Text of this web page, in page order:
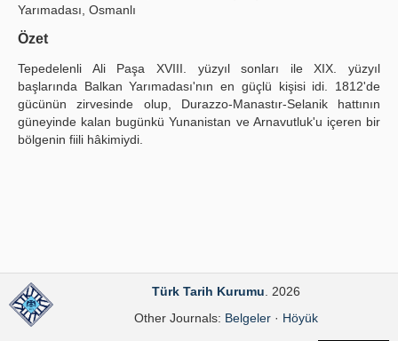
Contact Us
Yarımadası, Osmanlı
Özet
Tepedelenli Ali Paşa XVIII. yüzyıl sonları ile XIX. yüzyıl
başlarında Balkan Yarımadası'nın en güçlü kişisi idi. 1812'de
gücünün zirvesinde olup, Durazzo-Manastır-Selanik hattının
güneyinde kalan bugünkü Yunanistan ve Arnavutluk'u içeren bir
bölgenin fiili hâkimiydi.
Türk Tarih Kurumu . 2026
Other Journals: Belgeler· Höyük